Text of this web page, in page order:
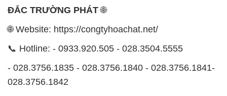
- 028.3756.1835 - 028.3756.1840 - 028.3756.1841-
0902.765.866
📧 Email: hoachat@dactruongphat.vn